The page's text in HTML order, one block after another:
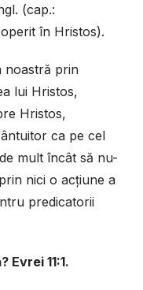
(cap.:
în Hristos).
noastră prin
lui Hristos,
Hristos,
ca pe cel
mult încât să nu-
nici o acțiune a
predicatorii
11:1.